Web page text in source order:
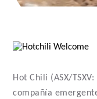
Hot Chili (ASX/TSXV:
compañía